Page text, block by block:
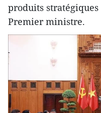
produits
Premier ministre.